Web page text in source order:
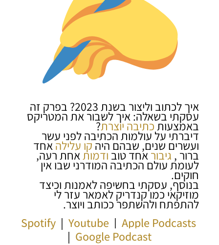
איך לכתוב וליצור בשנת 2023? בפרק זה
עסקתי בשאלה: איך לשבור את המטריקס
באמצעותכתיבה יוצרת?
דיברתי על עולמות הכתיבה לפני עשר
ועשרים שנים, שבהם היהקו עלילהאחד
ברור ,גיבוראחד טובודמותאחת רעה,
לעומת עולם הכתיבה המודרני שבו אין
חוקים.
בנוסף, עסקתי בחשיפה לאמנות וכיצד
מוזיקאי כמו קנדריק לאמאר עזר לי
להתפתח ולהשתפר ככותב ויוצר.
Spotify| Youtube | Apple Podcasts
| Google Podcast